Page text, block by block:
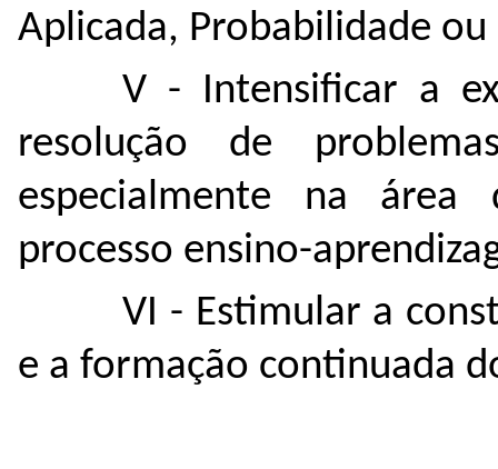
Aplicada, Probabilidade ou
V - Intensificar a
resolução de
especialmente na
processo ensino-
VI - Estimular a
e a formação continuada